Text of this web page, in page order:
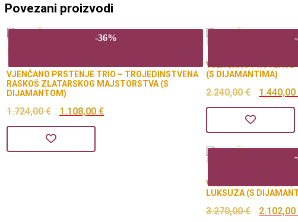
Povezani proizvodi
-36%
VJENČANO PRSTENJE TRIO – TROJEDINSTVENA
RASKOŠ ZLATARSKOG MAJSTORSTVA (S
DIJAMANTOM)
1.724,00€
Izvorna
cijena
bila
1.108,00 €
VJENČANO PRSTENJE
(S DIJAMANTIMA)
2.240,00€
Izvorna
cijena
bila
je:
1.440,00
VJENČANO PRSTENJE
LUKSUZA (S
3.270,00€
Izvorna
2.102,00